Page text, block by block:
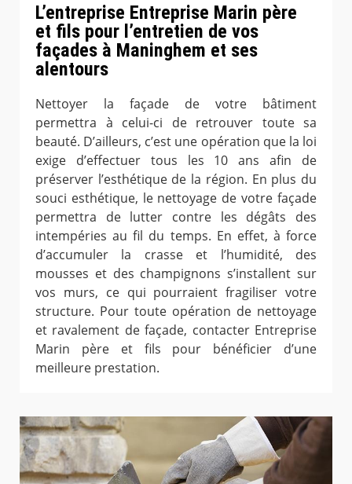
L’entreprise Entreprise Marin père
et fils pour l’entretien de vos
façades à Maninghem et ses
alentours
Nettoyer la façade de votre bâtiment
permettra à celui-ci de retrouver toute sa
beauté. D’ailleurs, c’est une opération que la loi
exige d’effectuer tous les 10 ans afin de
préserver l’esthétique de la région. En plus du
souci esthétique, le nettoyage de votre façade
permettra de lutter contre les dégâts des
intempéries au fil du temps. En effet, à force
d’accumuler la crasse et l’humidité, des
mousses et des champignons s’installent sur
vos murs, ce qui pourraient fragiliser votre
structure. Pour toute opération de nettoyage
et ravalement de façade, contacter Entreprise
Marin père et fils pour bénéficier d’une
meilleure prestation.